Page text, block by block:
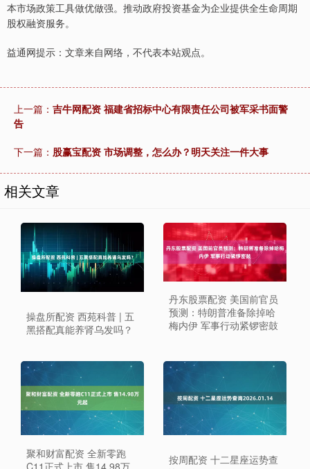
本市场政策工具做优做强。推动政府投资基金为企业提供全生命周期
股权融资服务。
益通网提示：文章来自网络，不代表本站观点。
上一篇： 吉牛网配资 福建省招标中心有限责任公司被军采书面警
告
下一篇： 股赢宝配资 市场调整，怎么办？明天关注一件大事
相关文章
操盘所配资 西苑科普 | 五
黑搭配真能养肾乌发吗？
丹东股票配资 美国前官员
预测：特朗普准备除掉哈
梅内伊 军事行动紧锣密鼓
聚和财富配资 全新零跑
C11正式上市 售14.98万
按周配资 十二星座运势查